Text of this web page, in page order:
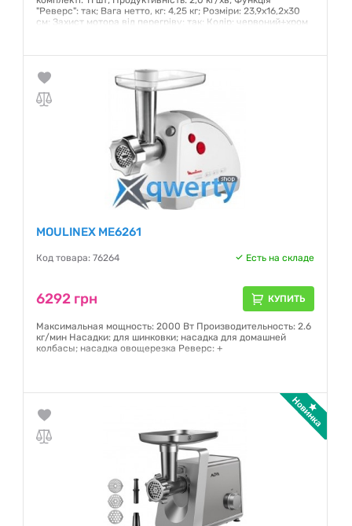
"Реверс": так; Вага нетто, кг: 4,25 кг; Розміри: 23,9х16,2х30
см; Захист мотора від перегріву: так; Колір: червоний+хром
MOULINEX ME6261
Код товара: 76264 Есть на складе
6292 грн КУПИТЬ
Максимальная мощность: 2000 Вт Производительность: 2.6
кг/мин Насадки: для шинковки; насадка для домашней
колбасы; насадка овощерезка Реверс: +